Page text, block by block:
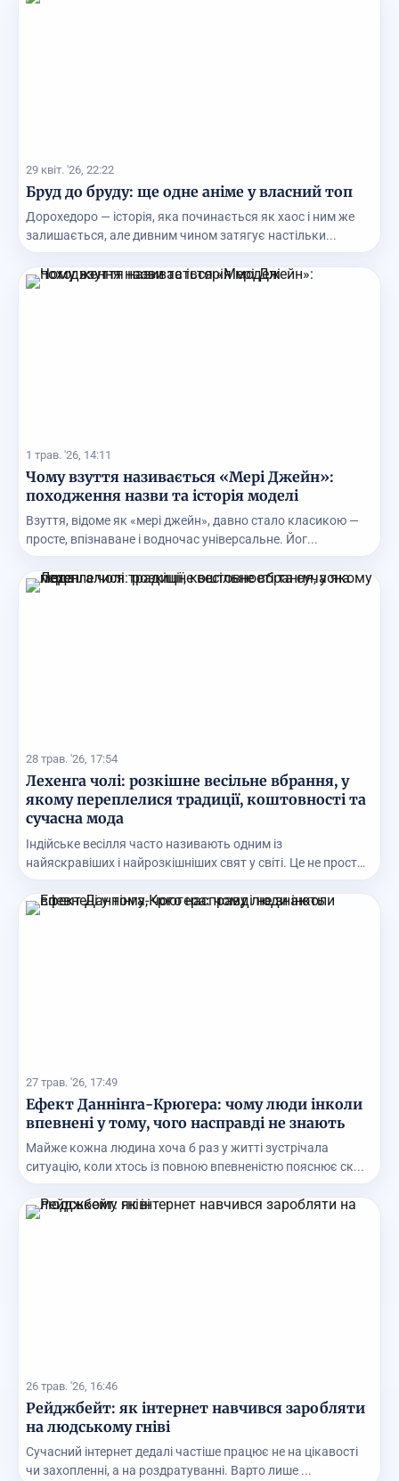
29 квіт. '26, 22:22
Бруд до бруду: ще одне аніме у власний топ
Дорохедоро — історія, яка починається як хаос і ним же
залишається, але дивним чином затягує настільки...
1 трав. '26, 14:11
Чому взуття називається «Мері Джейн»:
походження назви та історія моделі
Взуття, відоме як «мері джейн», давно стало класикою —
просте, впізнаване і водночас універсальне. Йог...
28 трав. '26, 17:54
Лехенга чолі: розкішне весільне вбрання, у
якому переплелися традиції, коштовності та
сучасна мода
Індійське весілля часто називають одним із
найяскравіших і найрозкішніших свят у світі. Це не просто
27 трав. '26, 17:49
Ефект Даннінга-Крюгера: чому люди інколи
впевнені у тому, чого насправді не знають
Майже кожна людина хоча б раз у житті зустрічала
ситуацію, коли хтось із повною впевненістю пояснює ск...
26 трав. '26, 16:46
Рейджбейт: як інтернет навчився заробляти
на людському гніві
Сучасний інтернет дедалі частіше працює не на цікавості
чи захопленні, а на роздратуванні. Варто лише ...